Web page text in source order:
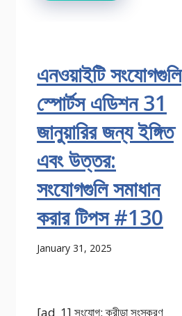
এনওয়াইটি সংযোগগুলি
স্পোর্টস এডিশন 31
জানুয়ারির জন্য ইঙ্গিত
এবং উত্তর:
সংযোগগুলি সমাধান
করার টিপস #130
January 31, 2025
[ad_1] সংযোগ: ক্রীড়া সংস্করণ